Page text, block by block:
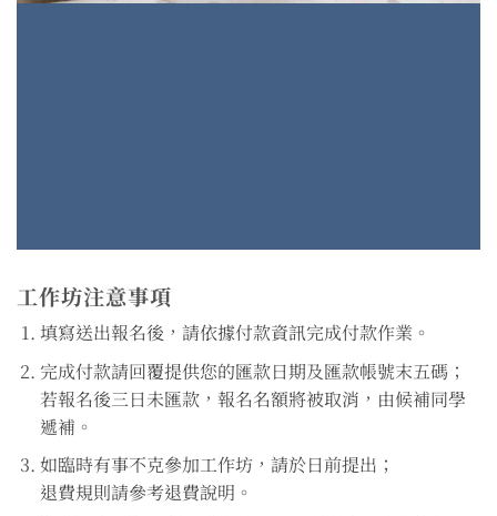
工作坊注意事項
填寫送出報名後，請依據付款資訊完成付款作業。
完成付款請回覆提供您的匯款日期及匯款帳號末五碼；
若報名後三日未匯款，報名名額將被取消，由候補同學
遞補。
如臨時有事不克參加工作坊，請於日前提出；
退費規則請參考退費說明。